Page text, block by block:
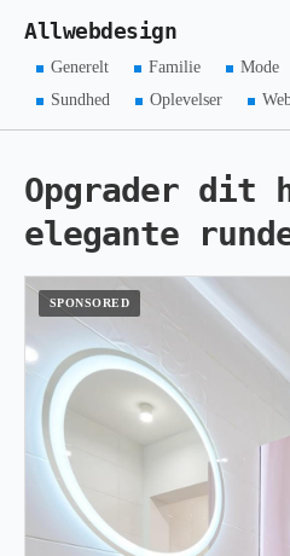
Allwebdesign
Generelt Familie Mode
Sundhed
Oplevelser
Opgrader dit
elegante